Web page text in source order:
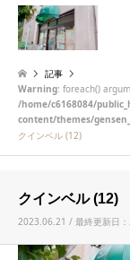
記事
Warning: foreach()
/home/c6168084/
content/themes/
クインベル (12)
クインベル (12)
2023.06.21 / 最終更新日